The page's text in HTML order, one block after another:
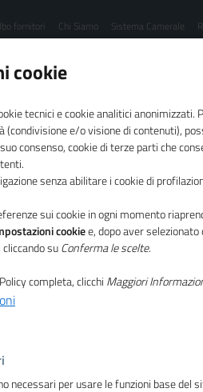
fornitori Chi Siamo Sistema Camerale
per il sistema camerale
il turismo
cookie
tecnici e cookie analitici anonimizzati.
(condivisione e/o visione di contenuti),
consenso, cookie di terze parti che
senza abilitare i cookie di
sui cookie in ogni momento
cookiee, dopo aver
suConferma le scelte.
completa, clicchi Maggiori
necessari per usare le funzioni base del